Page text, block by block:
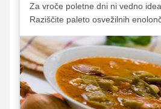
Za vroče poletne dni ni vedno
Raziščite paleto osvežilnih
našli recepte, ki jih lahko
hkrati pa zadovoljijo željo po
žlico, tudi v poletni vročini.